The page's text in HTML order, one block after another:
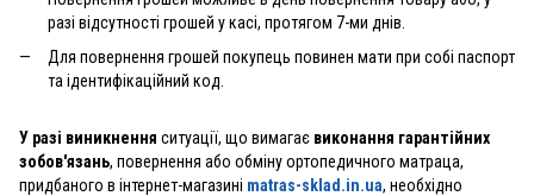
разі відсутності грошей у касі, протягом 7-ми днів.
Для повернення грошей покупець повинен мати при собі паспорт
та ідентифікаційний код.
У разі виникнення ситуації, що вимагає виконання гарантійних
зобов'язань, повернення або обміну ортопедичного матраца,
придбаного в інтернет-магазині matras-sklad.in.ua, необхідно